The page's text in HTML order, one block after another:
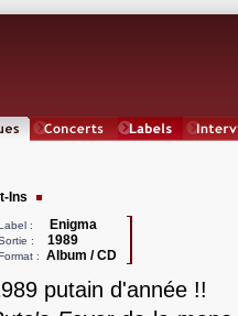
Ins
: Enigma
: 1989
: Album / CD
putain d'année !!